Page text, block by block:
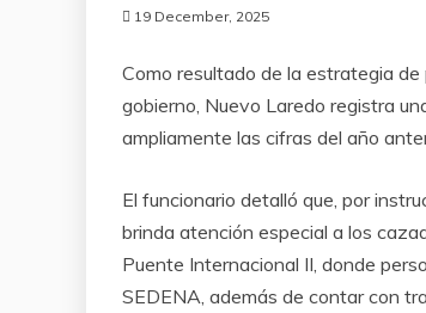
19 December, 2025
Como resultado de la estrategia
gobierno, Nuevo Laredo registra
ampliamente las cifras del año
El funcionario detalló que, por
brinda atención especial a los
Puente Internacional II, donde
SEDENA, además de contar con